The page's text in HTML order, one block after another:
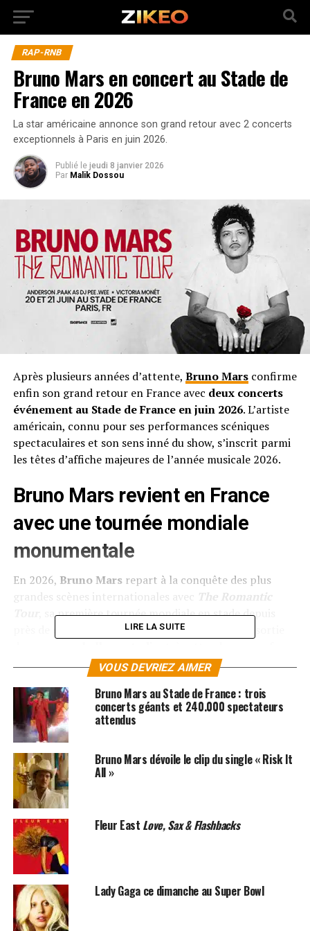
RAP-RNB
Bruno Mars en concert au Stade de
France en 2026
La star américaine annonce son grand retour avec 2 concerts
exceptionnels à Paris en juin 2026.
Publié le jeudi 8 janvier 2026
Par Malik Dossou
Après plusieurs années d’attente, Bruno Marsconfirme
enfin son grand retour en France avec deux concerts
événement au Stade de France en juin 2026. L’artiste
américain, connu pour ses performances scéniques
spectaculaires et son sens inné du show, s’inscrit parmi
les têtes d’affiche majeures de l’année musicale 2026.
Bruno Mars revient en France
avec une tournée mondiale
monumentale
En 2026, Bruno Marsrepart à la conquête des plus
grandes scènes internationales avec The Romantic
, sa première tournée mondiale en stade depuis
près de dix ans. Ce nouveau tour accompagne la sortie
et promet un spectacle à la hauteur de sa réputation :
une production XXL, une scénographie soignée et une
setlist mêlant tubes planétaires et nouveaux titres.
Dates officielles des concerts
de Bruno Mars au Stade de
France
Les fans français auront droit àdeux soirées
exceptionnellesdans l’enceinte mythique de Saint-
Denis :
Samedi 20 juin 2026
Dimanche 21 juin 2026
LIRE LA SUITE
VOUS DEVRIEZ AIMER
Bruno Mars au Stade de France : trois
concerts géants et 240.000 spectateurs
attendus
Bruno Mars dévoile le clip du single « Risk It
All »
Fleur East Love, Sax & Flashbacks
Lady Gaga ce dimanche au Super Bowl